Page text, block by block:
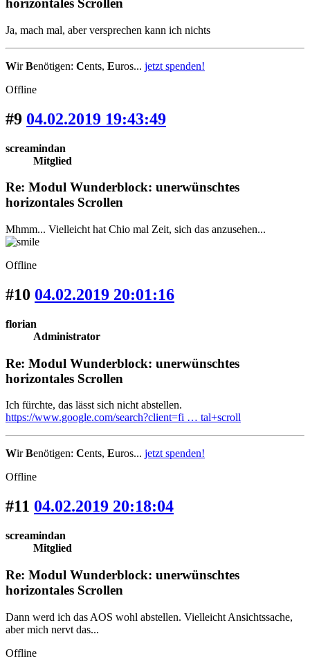
horizontales Scrollen
Ja, mach mal, aber versprechen kann ich nichts
WirBenötigen: Cents, Euros... jetzt spenden!
Offline
#9 04.02.2019 19:43:49
screamindan
Mitglied
Re: Modul Wunderblock: unerwünschtes
horizontales Scrollen
Mhmm... Vielleicht hat Chio mal Zeit, sich das anzusehen...
Offline
#10 04.02.2019 20:01:16
florian
Administrator
Re: Modul Wunderblock: unerwünschtes
horizontales Scrollen
Ich fürchte, das lässt sich nicht abstellen.
https://www.google.com/search?client=fi … tal+scroll
WirBenötigen: Cents, Euros... jetzt spenden!
Offline
#11 04.02.2019 20:18:04
screamindan
Mitglied
Re: Modul Wunderblock: unerwünschtes
horizontales Scrollen
Dann werd ich das AOS wohl abstellen. Vielleicht Ansichtssache,
aber mich nervt das...
Offline